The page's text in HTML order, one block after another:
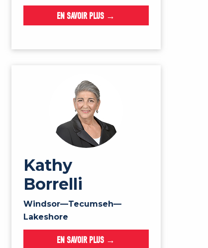
EN SAVOIR PLUS →
Kathy
Borrelli
Windsor—Tecumseh—
Lakeshore
EN SAVOIR PLUS →